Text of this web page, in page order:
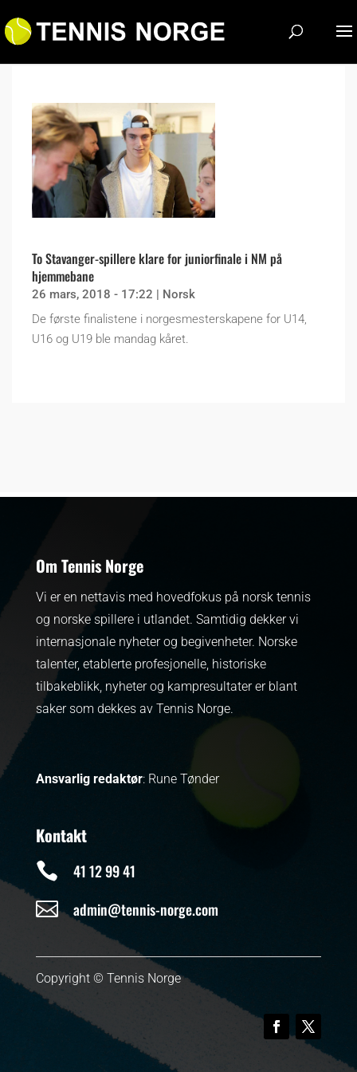
To Stavanger-spillere klare for juniorfinale i NM på
hjemmebane
26 mars, 2018 - 17:22 | Norsk
De første finalistene i norgesmesterskapene for U14,
U16 og U19 ble mandag kåret.
Om Tennis Norge
Vi er en nettavis med hovedfokus på norsk tennis
og norske spillere i utlandet. Samtidig dekker vi
internasjonale nyheter og begivenheter. Norske
talenter, etablerte profesjonelle, historiske
tilbakeblikk, nyheter og kampresultater er blant
saker som dekkes av Tennis Norge.
Ansvarlig redaktør: Rune Tønder
Kontakt
 41 12 99 41
 admin@tennis-norge.com
Copyright © Tennis Norge